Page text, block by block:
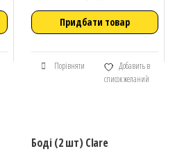
Придбати товар
Порівняти
Добавить в
список желаний
Боді (2 шт) Clare